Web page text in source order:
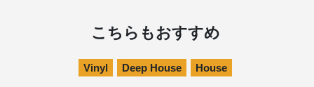
こちらもおすすめ
Vinyl Deep House House